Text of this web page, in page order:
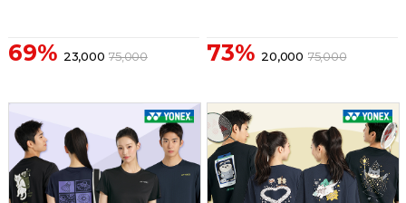
69% 23,000 75,000 73% 20,000 75,000